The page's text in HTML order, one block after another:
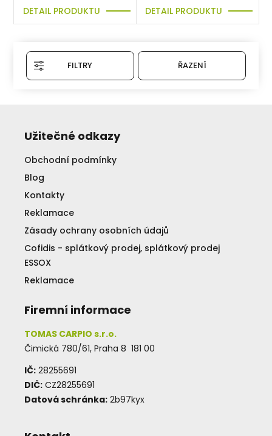
DETAIL PRODUKTU DETAIL PRODUKTU
FILTRY ŘAZENÍ
Užitečné odkazy
Obchodní podmínky
Blog
Kontakty
Reklamace
Zásady ochrany osobních údajů
Cofidis - splátkový prodej, splátkový prodej
ESSOX
Reklamace
Firemní informace
TOMAS CARPIO s.r.o.
Čimická 780/61, Praha 8 181 00
IČ: 28255691
DIČ: CZ28255691
Datová schránka: 2b97kyx